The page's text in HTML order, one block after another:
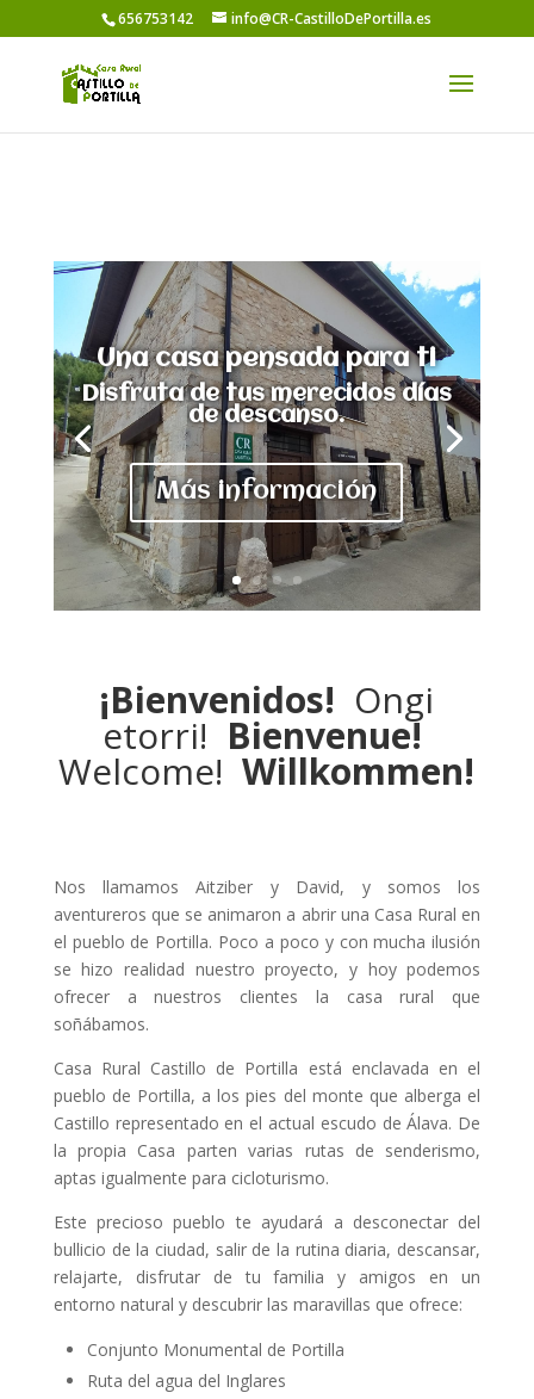
656753142 info@CR-CastilloDePortilla.es
Una casa pensada para ti
Disfruta de tus merecidos días
de descanso.
Más información
¡Bienvenidos! Ongi
etorri! Bienvenue!
Welcome!Willkommen!
Nos llamamos Aitziber y David, y somos los
aventureros que se animaron a abrir una Casa Rural en
el pueblo de Portilla. Poco a poco y con mucha ilusión
se hizo realidad nuestro proyecto, y hoy podemos
ofrecer a nuestros clientes la casa rural que
soñábamos.
Casa Rural Castillo de Portilla está enclavada en el
pueblo de Portilla, a los pies del monte que alberga el
Castillo representado en el actual escudo de Álava. De
la propia Casa parten varias rutas de senderismo,
aptas igualmente para cicloturismo.
Este precioso pueblo te ayudará a desconectar del
bullicio de la ciudad, salir de la rutina diaria, descansar,
relajarte, disfrutar de tu familia y amigos en un
entorno natural y descubrir las maravillas que ofrece:
Conjunto Monumental de Portilla
Ruta del agua del Inglares